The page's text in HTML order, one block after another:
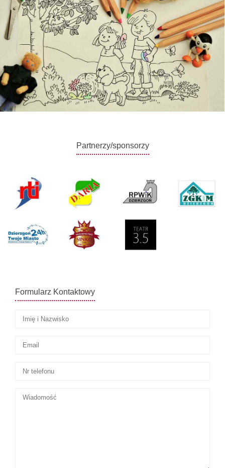
Partnerzy/sponsorzy
Formularz Kontaktowy